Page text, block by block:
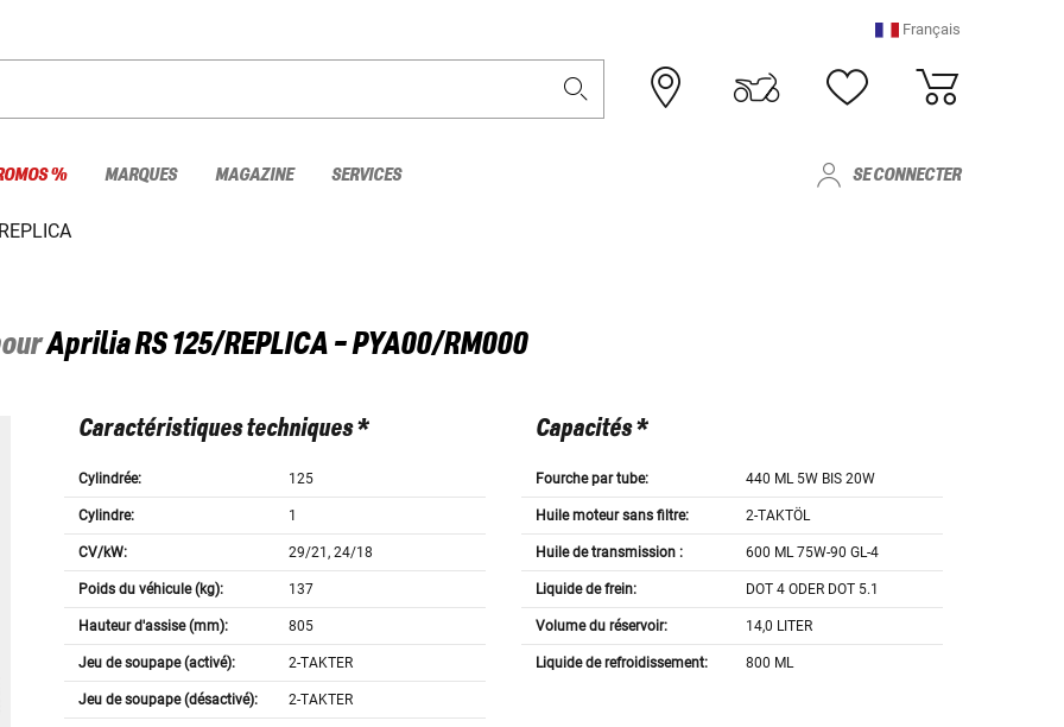
Français
% MARQUES MAGAZINE SERVICES SE CONNECTER
ApriliaRS 125/REPLICA - PYA00/RM000
Caractéristiques techniques *
Cylindrée: 125
Cylindre: 1
CV/kW: 29/21, 24/18
Poids du véhicule (kg): 137
Hauteur d'assise (mm): 805
Jeu de soupape (activé): 2-TAKTER
Jeu de soupape (désactivé): 2-TAKTER
Capacités *
Fourche par tube: 440 ML 5W BIS 20W
Huile moteur sans filtre: 2-TAKTÖL
Huile de transmission : 600 ML 75W-90 GL-4
Liquide de frein: DOT 4 ODER DOT 5.1
Volume du réservoir: 14,0 LITER
Liquide de refroidissement: 800 ML